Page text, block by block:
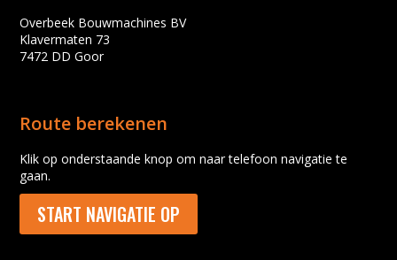
Overbeek Bouwmachines BV
Klavermaten 73
7472 DD Goor
Route berekenen
Klik op onderstaande knop om naar telefoon navigatie te
gaan.
START NAVIGATIE OP